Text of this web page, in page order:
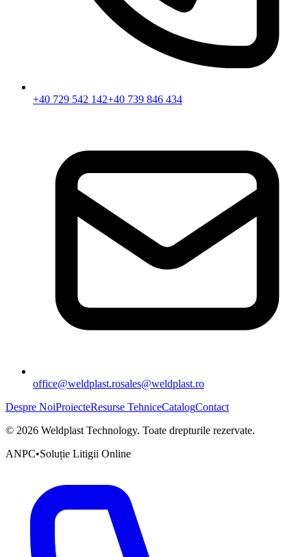
+40 729 542 142+40 739 846 434
office@weldplast.rosales@weldplast.ro
Despre NoiProiecteResurse TehniceCatalogContact
© 2026 Weldplast Technology. Toate drepturile rezervate.
ANPC•Soluție Litigii Online